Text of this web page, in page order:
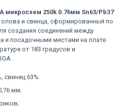
250k 0.76мм Sn63/Pb37
и свинца, сформированный по
создания соединений между
и посадочными местами на плате.
от 183 градусов и
свинец 63%
мм;